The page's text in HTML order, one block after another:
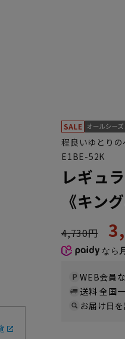
49cm/84cm
程良いゆとり
E1BE-52K
レギュ
《キン
4,730円
なら
WEB会員
送料 全国
お届け日